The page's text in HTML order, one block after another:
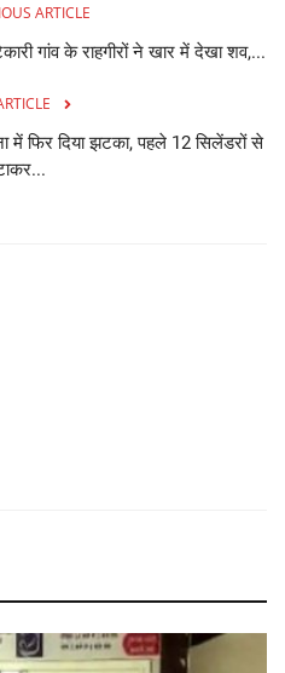
ARTICLE
गांव के राहगीरों ने खार में देखा शव,...
में फिर दिया झटका, पहले 12 सिलेंडरों से